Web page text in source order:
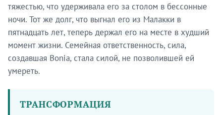
тяжестью, что удерживала его за столом в бессонные
ночи. Тот же долг, что выгнал его из Малакки в
пятнадцать лет, теперь держал его на месте в худший
момент жизни. Семейная ответственность, сила,
создавшая Bonia, стала силой, не позволившей ей
умереть.
ТРАНСФОРМАЦИЯ